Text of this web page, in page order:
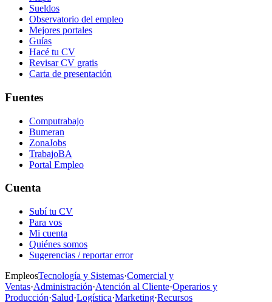
Sueldos
Observatorio del empleo
Mejores portales
Guías
Hacé tu CV
Revisar CV gratis
Carta de presentación
Fuentes
Computrabajo
Bumeran
ZonaJobs
TrabajoBA
Portal Empleo
Cuenta
Subí tu CV
Para vos
Mi cuenta
Quiénes somos
Sugerencias / reportar error
EmpleosTecnología y Sistemas·Comercial y
Ventas·Administración·Atención al Cliente·Operarios y
Producción·Salud·Logística·Marketing·Recursos